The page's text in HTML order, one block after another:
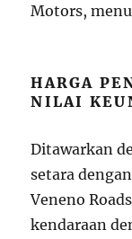
Motors,
HARGA
NILAI
Ditawarkan
setara
Veneno
kendaraan